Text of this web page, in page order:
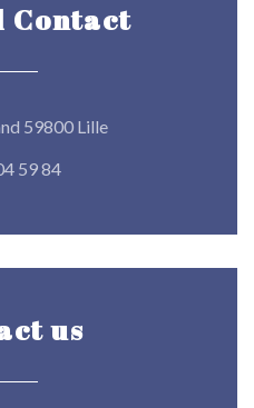
Contact
59800 Lille((opens in a new
59 84
us